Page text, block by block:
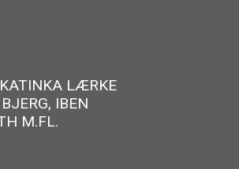
LÆRKE
IBEN
M.FL.